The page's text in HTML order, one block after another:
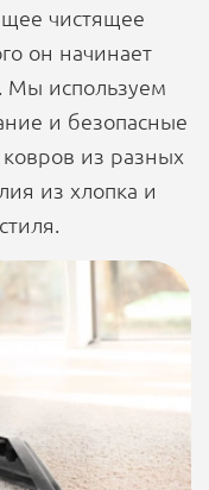
чистящее
он начинает
Мы используем
и безопасные
из разных
из хлопка и